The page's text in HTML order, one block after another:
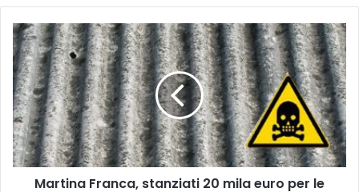
Martina
Franca,
stanziati
20
mila
euro
per
le
bonifiche
dell'amianto
Martina Franca, stanziati 20 mila euro per le